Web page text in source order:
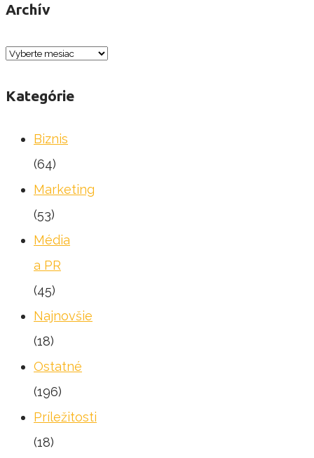
Archív
Archív
Kategórie
Biznis
(64)
Marketing
(53)
Média
a PR
(45)
Najnovšie
(18)
Ostatné
(196)
Príležitosti
(18)